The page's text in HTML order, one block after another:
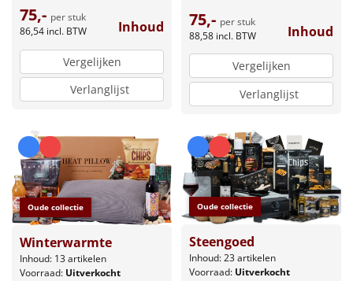
75,- per stuk
86,54 incl. BTW Inhoud
Vergelijken
Verlanglijst
75,- per stuk
88,58 incl. BTW Inhoud
Vergelijken
Verlanglijst
Oude collectie
Winterwarmte
Inhoud: 13 artikelen
Voorraad: Uitverkocht
Oude collectie
Steengoed
Inhoud: 23 artikelen
Voorraad: Uitverkocht